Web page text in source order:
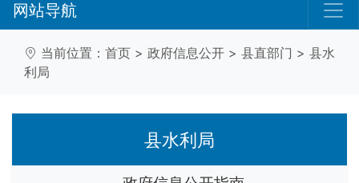
网站导航
当前位置： 首页 > 政府信息公开 > 县直部门 > 县水
利局
县水利局